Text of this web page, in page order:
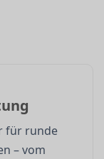
für runde
– vom